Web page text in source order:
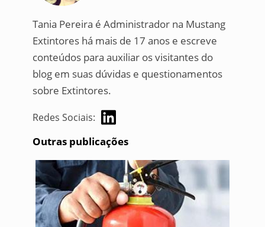
Tania Pereira é Administrador na Mustang
Extintores há mais de 17 anos e escreve
conteúdos para auxiliar os visitantes do
blog em suas dúvidas e questionamentos
sobre Extintores.
Redes Sociais:
Outras publicações